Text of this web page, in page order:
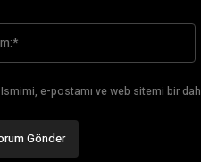
Ismimi, e-postamı ve web sitemi bir